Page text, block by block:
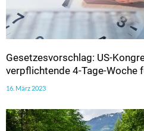
Gesetzesvorschlag: US-
verpflichtende 4-Tage-Woche
16. März 2023